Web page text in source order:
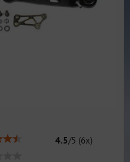
4.5/5 (6x)